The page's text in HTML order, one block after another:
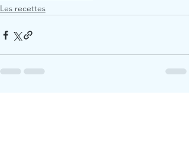
Les recettes